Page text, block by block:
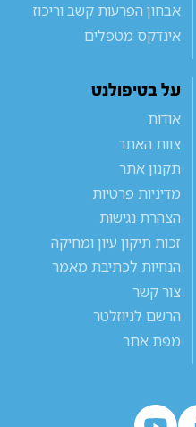
אבחון הפרעות קשב וריכוז
אינדקס מטפלים
על בטיפולנט
אודות
צוות האתר
תקנון אתר
מדיניות פרטיות
הצהרת נגישות
זכות תיקון עיון ומחיקה
הנחיות לכתיבת מאמר
צור קשר
הרשם לניוזלטר
מפת אתר